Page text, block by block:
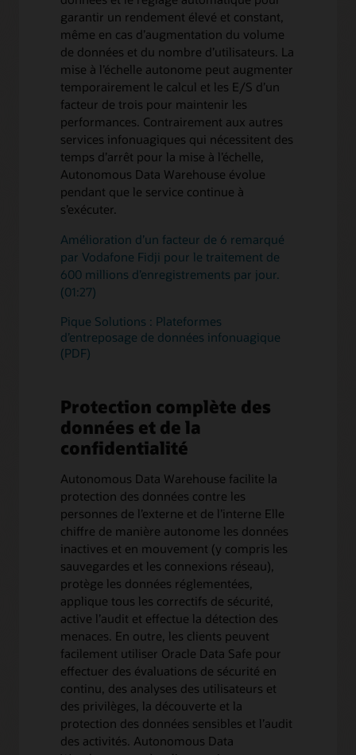
garantir un rendement élevé et constant,
même en cas d’augmentation du volume
de données et du nombre d’utilisateurs. La
mise à l’échelle autonome peut augmenter
temporairement le calcul et les E/S d’un
facteur de trois pour maintenir les
performances. Contrairement aux autres
services infonuagiques qui nécessitent des
temps d’arrêt pour la mise à l’échelle,
Autonomous Data Warehouse évolue
pendant que le service continue à
s’exécuter.
Amélioration d’un facteur de 6 remarqué
par Vodafone Fidji pour le traitement de
600 millions d’enregistrements par jour.
(01:27)
Pique Solutions : Plateformes
d’entreposage de données infonuagique
(PDF)
Protection complète des
données et de la
confidentialité
Autonomous Data Warehouse facilite la
protection des données contre les
personnes de l’externe et de l’interne Elle
chiffre de manière autonome les données
inactives et en mouvement (y compris les
sauvegardes et les connexions réseau),
protège les données réglementées,
applique tous les correctifs de sécurité,
active l’audit et effectue la détection des
menaces. En outre, les clients peuvent
facilement utiliser Oracle Data Safe pour
effectuer des évaluations de sécurité en
continu, des analyses des utilisateurs et
des privilèges, la découverte et la
protection des données sensibles et l’audit
des activités. Autonomous Data